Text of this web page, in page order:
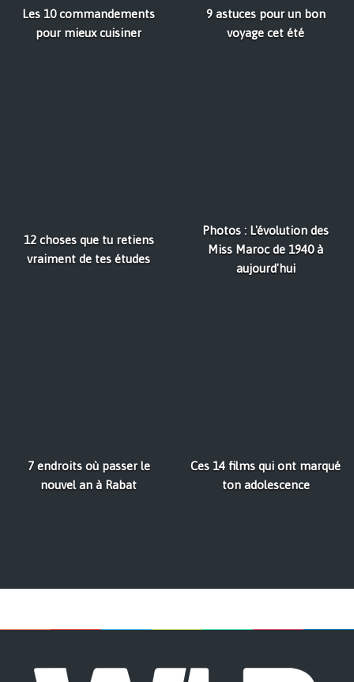
Les 10 commandements
pour mieux cuisiner
9 astuces pour un bon
voyage cet été
12 choses que tu retiens
vraiment de tes études
Photos : L'évolution des
Miss Maroc de 1940 à
aujourd'hui
7 endroits où passer le
nouvel an à Rabat
Ces 14 films qui ont marqué
ton adolescence